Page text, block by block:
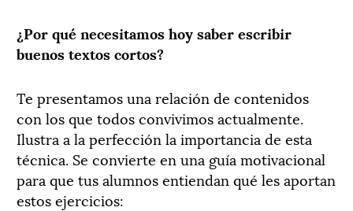
¿Por qué necesitamos hoy saber escribir
buenos textos cortos?
Te presentamos una relación de contenidos
con los que todos convivimos actualmente.
Ilustra a la perfección la importancia de esta
técnica. Se convierte en una guía motivacional
para que tus alumnos entiendan qué les aportan
estos ejercicios: